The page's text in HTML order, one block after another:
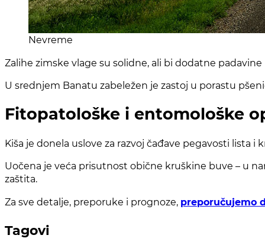
Nevreme
Zalihe zimske vlage su solidne, ali bi dodatne padavine
U srednjem Banatu zabeležen je zastoj u porastu
Fitopatološke i entomološke
Kiša je donela uslove za razvoj čađave pegavosti lista i
Uočena je veća prisutnost obične kruškine buve – u
zaštita.
Za sve detalje, preporuke i prognoze, preporučujemo
Tagovi